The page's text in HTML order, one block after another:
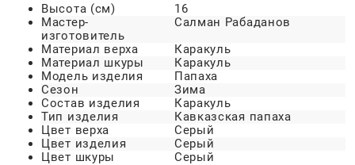
Высота (см)
16
Мастер-
изготовитель
Салман Рабаданов
Материал верха
Каракуль
Материал шкуры
Каракуль
Модель изделия
Папаха
Сезон
Зима
Состав изделия
Каракуль
Тип изделия
Кавказская папаха
Цвет верха
Серый
Цвет изделия
Серый
Цвет шкуры
Серый